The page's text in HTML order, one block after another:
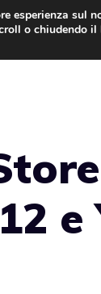
e
esperienza sul
o chiudendo